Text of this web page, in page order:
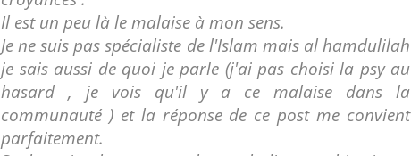
Il est un peu là le malaise à mon sens.
Je ne suis pas spécialiste de l'Islam mais al hamdulilah
je sais aussi de quoi je parle (j'ai pas choisi la psy au
hasard , je vois qu'il y a ce malaise dans la
communauté ) et la réponse de ce post me convient
parfaitement.